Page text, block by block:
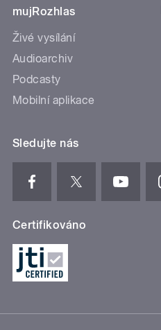
mujRozhlas
Živé vysílání
Audioarchiv
Podcasty
Mobilní aplikace
Sledujte nás
Certifikováno